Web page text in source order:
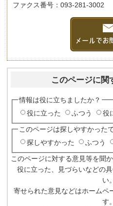
ファクス番号：093-281-3002
このページに関
情報は役に立ちましたか？
役に立った
ふつう 役
このページは探しやすかった
探しやすかった
ふつう
このページに対する意見等を聞か
役に立った、見づらいなどの
い。
寄せられた意見などはホームペ
す。